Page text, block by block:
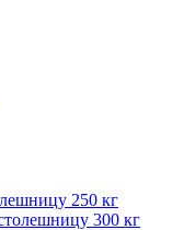
250 кг
300 кг